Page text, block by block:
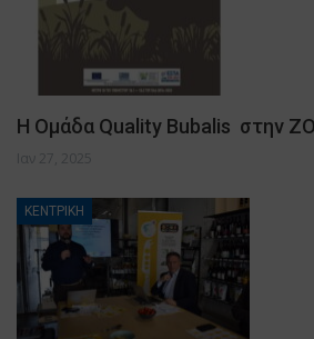
Η Ομάδα Quality Bubalis στην
Ιαν 27, 2025
ΚΕΝΤΡΙΚΗ